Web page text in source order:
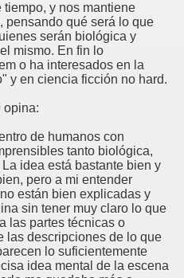
y nos mantiene
pensando qué será lo que
serán biológica y
mismo. En fin lo
o ha interesados en la
y en ciencia ficción no hard.
opina:
de humanos con
tanto biológica,
idea está bastante bien y
pero a mi entender
están bien explicadas y
sin tener muy claro lo que
las partes técnicas o
las descripciones de lo que
lo suficientemente
idea mental de la escena